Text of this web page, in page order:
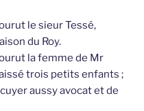
le sieur Tessé,
du Roy.
la femme de Mr
trois petits enfants ;
aussy avocat et de